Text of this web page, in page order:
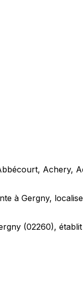
Achery,
à Gergny,
(02260),